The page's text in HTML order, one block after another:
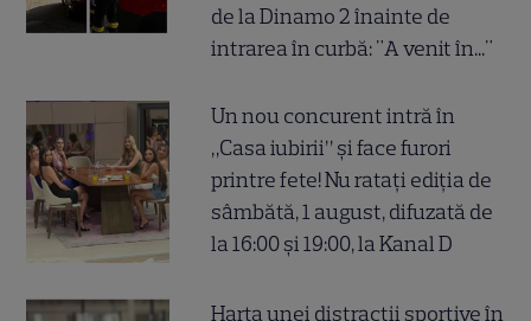
de la Dinamo 2 înainte de
intrarea în curbă: "A venit în..."
Un nou concurent intră în
„Casa iubirii” și face furori
printre fete! Nu ratați ediția de
sâmbătă, 1 august, difuzată de
la 16:00 și 19:00, la Kanal D
Harta unei distracții sportive în